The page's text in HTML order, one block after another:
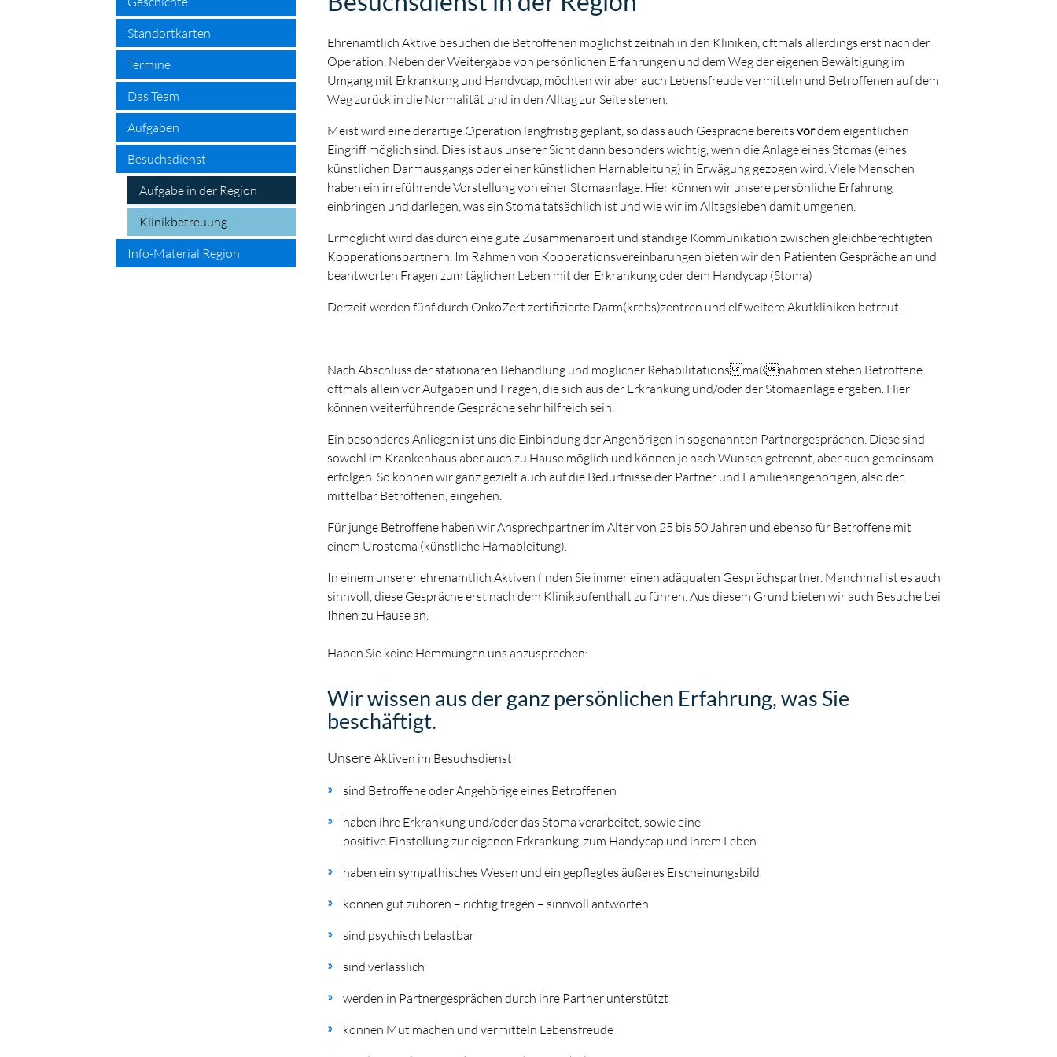
Ehrenamtlich Aktive besuchen die Betroffenen möglichst zeitnah in den Kliniken, oftmals allerdings erst nach der
Operation. Neben der Weitergabe von persönlichen Erfahrungen und dem Weg der eigenen Bewältigung im
Umgang mit Erkrankung und Handycap, möchten wir aber auch Lebensfreude vermitteln und Betroffenen auf dem
Weg zurück in die Normalität und in den Alltag zur Seite stehen.
Meist wird eine derartige Operation langfristig geplant, so dass auch Gespräche bereits vordem eigentlichen
Eingriff möglich sind. Dies ist aus unserer Sicht dann besonders wichtig, wenn die Anlage eines Stomas (eines
künstlichen Darmausgangs oder einer künstlichen Harnableitung) in Erwägung gezogen wird. Viele Menschen
haben ein irreführende Vorstellung von einer Stomaanlage. Hier können wir unsere persönliche Erfahrung
einbringen und darlegen, was ein Stoma tatsächlich ist und wie wir im Alltagsleben damit umgehen.
Ermöglicht wird das durch eine gute Zusammenarbeit und ständige Kommunikation zwischen gleichberechtigten
Kooperationspartnern. Im Rahmen von Kooperationsvereinbarungen bieten wir den Patienten Gespräche an und
beantworten Fragen zum täglichen Leben mit der Erkrankung oder dem Handycap (Stoma)
Derzeit werden fünf durch OnkoZert zertifizierte Darm(krebs)zentren und elf weitere Akutkliniken betreut.
Nach Abschluss der stationären Behandlung und möglicher Rehabilitationsmaßnahmen stehen Betroffene
oftmals allein vor Aufgaben und Fragen, die sich aus der Erkrankung und/oder der Stomaanlage ergeben. Hier
können weiterführende Gespräche sehr hilfreich sein.
Ein besonderes Anliegen ist uns die Einbindung der Angehörigen in sogenannten Partnergesprächen. Diese sind
sowohl im Krankenhaus aber auch zu Hause möglich und können je nach Wunsch getrennt, aber auch gemeinsam
erfolgen. So können wir ganz gezielt auch auf die Bedürfnisse der Partner und Familienangehörigen, also der
mittelbar Betroffenen, eingehen.
Für junge Betroffene haben wir Ansprechpartner im Alter von 25 bis 50 Jahren und ebenso für Betroffene mit
einem Urostoma (künstliche Harnableitung).
In einem unserer ehrenamtlich Aktiven finden Sie immer einen adäquaten Gesprächspartner. Manchmal ist es auch
sinnvoll, diese Gespräche erst nach dem Klinikaufenthalt zu führen. Aus diesem Grund bieten wir auch Besuche bei
Ihnen zu Hause an.
Haben Sie keine Hemmungen uns anzusprechen:
Wir wissen aus der ganz persönlichen Erfahrung, was Sie
beschäftigt.
UnsereAktiven im Besuchsdienst
sind Betroffene oder Angehörige eines Betroffenen
haben ihre Erkrankung und/oder das Stoma verarbeitet, sowie eine
positive Einstellung zur eigenen Erkrankung, zum Handycap und ihrem Leben
haben ein sympathisches Wesen und ein gepflegtes äußeres Erscheinungsbild
können gut zuhören – richtig fragen – sinnvoll antworten
sind psychisch belastbar
sind verlässlich
werden in Partnergesprächen durch ihre Partner unterstützt
können Mut machen und vermitteln Lebensfreude
Standortkarten
Termine
Das Team
Aufgaben
Besuchsdienst
Aufgabe in der Region
Klinikbetreuung
Info-Material Region